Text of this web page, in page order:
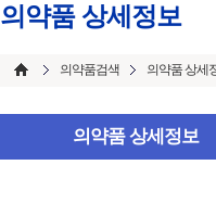
의약품 상세정보
의약품검색 의약품 상세
의약품 상세정보